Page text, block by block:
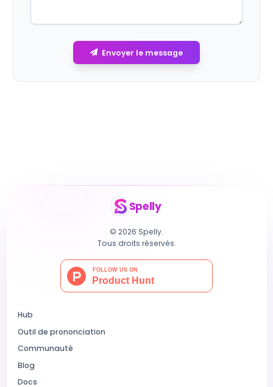
Envoyer le message
Spelly
© 2026 Spelly.
Tous droits réservés.
Hub
Outil de prononciation
Communauté
Blog
Docs